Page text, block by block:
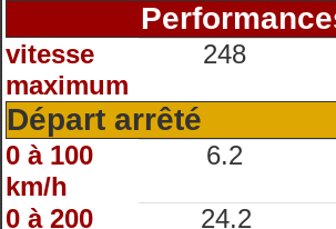
vitesse
maximum
248
Départ arrêté
0 à 100
km/h
6.2
0 à 200
24.2